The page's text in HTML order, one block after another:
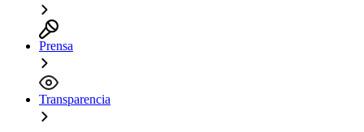
Prensa
Transparencia